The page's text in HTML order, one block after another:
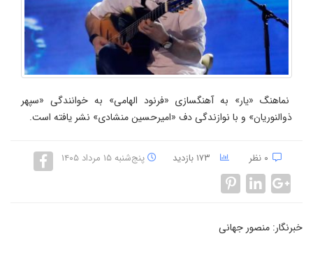
نماهنگ «یار» به آهنگسازی «فرنود الهامی» به خوانندگی «سپهر
ذوالنوریان» و با نوازندگی دف «امیرحسین منشادی» نشر یافته است.
پنج‌شنبه ۱۵ مرداد ۱۴۰۵
خبرنگار: منصور جهانی